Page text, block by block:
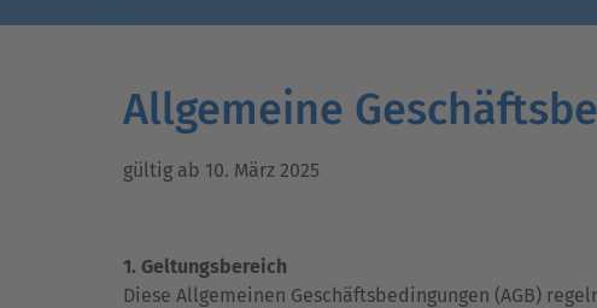
Allgemeine
gültig ab 10. März 2025
1. Geltungsbereich
Diese Allgemeinen Geschäftsbedingungen (AGB)